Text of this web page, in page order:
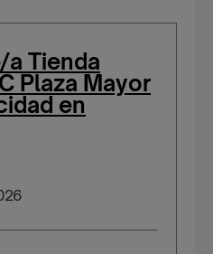
Tienda
Plaza Mayor
en